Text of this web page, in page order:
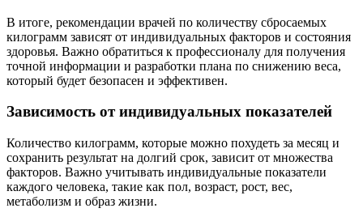
В итоге, рекомендации врачей по количеству сбросаемых
килограмм зависят от индивидуальных факторов и состояния
здоровья. Важно обратиться к профессионалу для получения
точной информации и разработки плана по снижению веса,
который будет безопасен и эффективен.
Зависимость от индивидуальных показателей
Количество килограмм, которые можно похудеть за месяц и
сохранить результат на долгий срок, зависит от множества
факторов. Важно учитывать индивидуальные показатели
каждого человека, такие как пол, возраст, рост, вес,
метаболизм и образ жизни.